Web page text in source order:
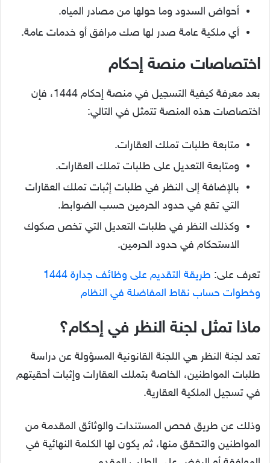
أحواض السدود وما حولها من مصادر المياه.
أي ملكية عامة صدر لها صك مرافق أو خدمات عامة.
اختصاصات منصة إحكام
بعد معرفة كيفية التسجيل في منصة إحكام 1444، فإن
اختصاصات هذه المنصة تتمثل في التالي:
متابعة طلبات تملك العقارات.
ومتابعة التعديل على طلبات تملك العقارات.
بالإضافة إلى النظر في طلبات إثبات تملك العقارات
التي تقع في حدود الحرمين حسب الضوابط.
وكذلك النظر في طلبات التعديل التي تخص صكوك
الاستحكام في حدود الحرمين.
تعرف على:
طريقة التقديم على وظائف جدارة 1444
وخطوات حساب نقاط المفاضلة في النظام
ماذا تمثل لجنة النظر في إحكام؟
تعد لجنة النظر هي اللجنة القانونية المسؤولة عن دراسة
طلبات المواطنين، الخاصة بتملك العقارات وإثبات أحقيتهم
في تسجيل الملكية العقارية.
وذلك عن طريق فحص المستندات والوثائق المقدمة من
المواطنين والتحقق منها، ثم يكون لها الكلمة النهائية في